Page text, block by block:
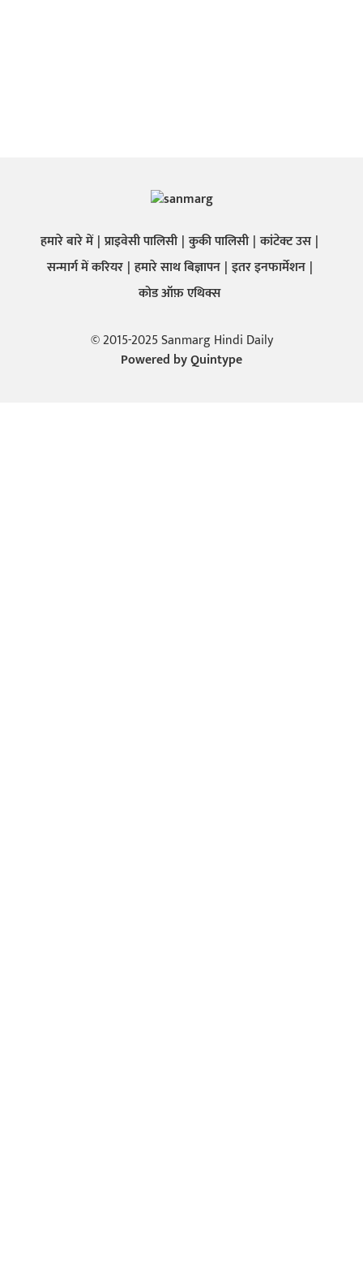
हमारे बारे में प्राइवेसी पालिसी कुकी पालिसी कांटेक्ट उस
सन्मार्ग में करियर हमारे साथ बिज्ञापन इतर इनफार्मेशन
कोड ऑफ़ एथिक्स
© 2015-2025 Sanmarg Hindi Daily
Powered byQuintype